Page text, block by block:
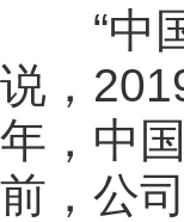
“中国
说，
年，中
前，公